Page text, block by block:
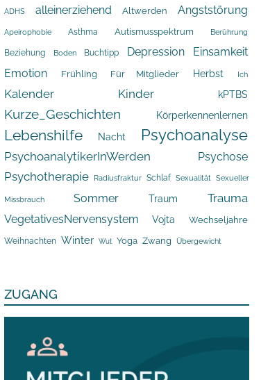
ADHS alleinerziehend Altwerden Angststörung
Apeirophobie Asthma Autismusspektrum Berührung
Beziehung Boden Buchtipp Depression
Einsamkeit
Emotion
Frühling Für Mitglieder Herbst Ich
Kalender Kinder kPTBS
Kurze_Geschichten Körperkennenlernen
Lebenshilfe Nacht Psychoanalyse
PsychoanalytikerInWerden Psychose
Psychotherapie Radiusfraktur Schlaf Sexualität Sexueller
Missbrauch Sommer Traum Trauma
VegetativesNervensystem Vojta Wechseljahre
Weihnachten Winter Wut Yoga Zwang Übergewicht
ZUGANG